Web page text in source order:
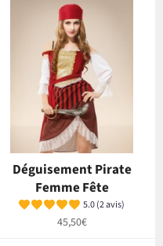
Déguisement Pirate
Femme Fête
5.0 (2 avis)
Prix
45,50€